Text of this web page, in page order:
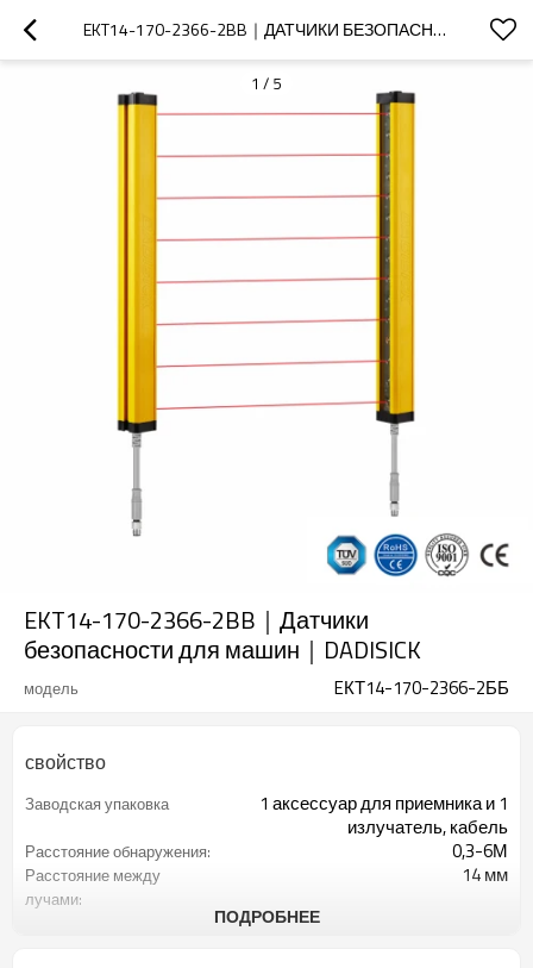
EKT14-170-2366-2BB｜ДАТЧИКИ БЕЗОПАСНОСТИ ДЛЯ МАШИН｜DADISICK
1 / 5
EKT14-170-2366-2BB｜Датчики
безопасности для машин｜DADISICK
модель EКТ14-170-2366-2ББ
свойство
Заводская упаковка
1 аксессуар для приемника и 1
излучатель, кабель
Расстояние обнаружения: 0,3-6М
Расстояние между
лучами:
14 мм
ПОДРОБНЕЕ